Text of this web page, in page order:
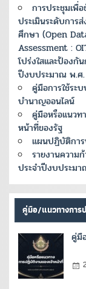
การประชุมเพื่
ประเมินระดับการ
ศึกษา (Open
Assessment :
โปร่งใสและป้อง
ปีงบประมาณ พ.ศ
คู่มือการใช้ระ
บำนาญออนไลน์
คู่มือหรือแนวท
หน้าที่ของรัฐ
แผนปฏิบัติกา
รายงานความ
ประจำปีงบประม
คู่มือ/แนวทางการ
คู่มื